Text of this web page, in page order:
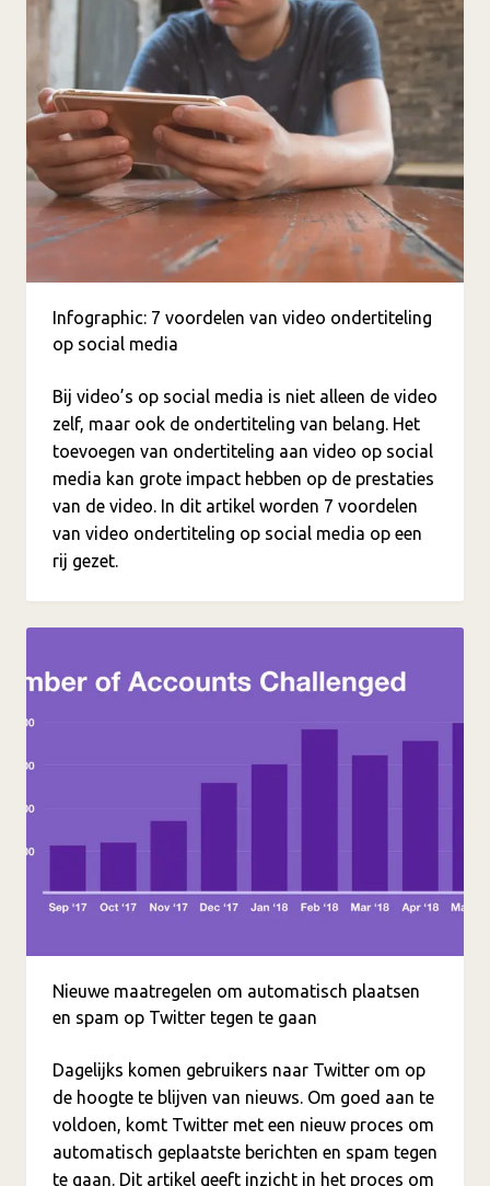
Infographic: 7 voordelen van video ondertiteling
op social media
Bij video’s op social media is niet alleen de video
zelf, maar ook de ondertiteling van belang. Het
toevoegen van ondertiteling aan video op social
media kan grote impact hebben op de prestaties
van de video. In dit artikel worden 7 voordelen
van video ondertiteling op social media op een
rij gezet.
Nieuwe maatregelen om automatisch plaatsen
en spam op Twitter tegen te gaan
Dagelijks komen gebruikers naar Twitter om op
de hoogte te blijven van nieuws. Om goed aan te
voldoen, komt Twitter met een nieuw proces om
automatisch geplaatste berichten en spam tegen
te gaan. Dit artikel geeft inzicht in het proces om